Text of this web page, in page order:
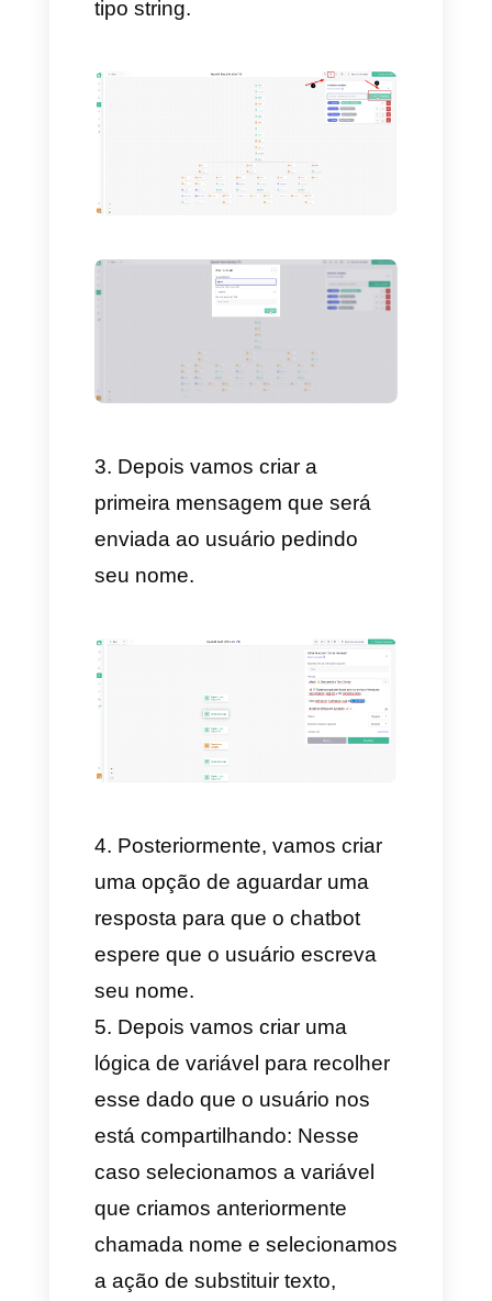
recolham os dados que os
usuários nos enviam e depois
serem inseridas no Google
Sheets.
que recolha valores simples
como Nome, endereço e o e-
na Callbell.
variáveis que vamos utilizar na
planilha de cálculo. Nesse
caso, nome, endereço e o e-
mail, leve em consideração que
essas variáveis devem ser de
tipo string.